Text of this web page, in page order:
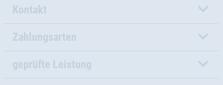
Kontakt
Zahlungsarten
geprüfte Leistung